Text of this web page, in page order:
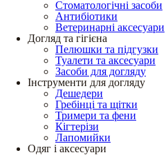
Стоматологічні засоби
Антибіотики
Ветеринарні аксесуари
Догляд та гігієна
Пелюшки та підгузки
Туалети та аксесуари
Засоби для догляду
Інструменти для догляду
Дешедери
Гребінці та щітки
Тримери та фени
Кігтерізи
Лапомийки
Одяг і аксесуари